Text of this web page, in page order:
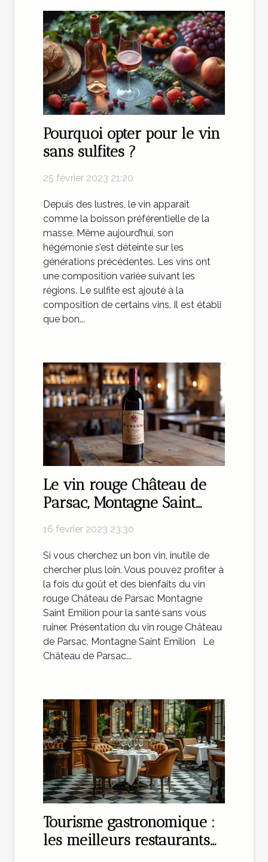
Pourquoi opter pour le vin
sans sulfites ?
25 février 2023 21:20
Depuis des lustres, le vin apparaît
comme la boisson préférentielle de la
masse. Même aujourd’hui, son
hégémonie s’est déteinte sur les
générations précédentes. Les vins ont
une composition variée suivant les
régions. Le sulfite est ajouté à la
composition de certains vins. Il est établi
que bon...
Le vin rouge Château de
Parsac, Montagne Saint
Emilion : un délice pour
vos papilles !
16 février 2023 23:30
Si vous cherchez un bon vin, inutile de
chercher plus loin. Vous pouvez profiter à
la fois du goût et des bienfaits du vin
rouge Château de Parsac Montagne
Saint Emilion pour la santé sans vous
ruiner. Présentation du vin rouge Château
de Parsac, Montagne Saint Emilion Le
Château de Parsac...
Tourisme gastronomique :
les meilleurs restaurants